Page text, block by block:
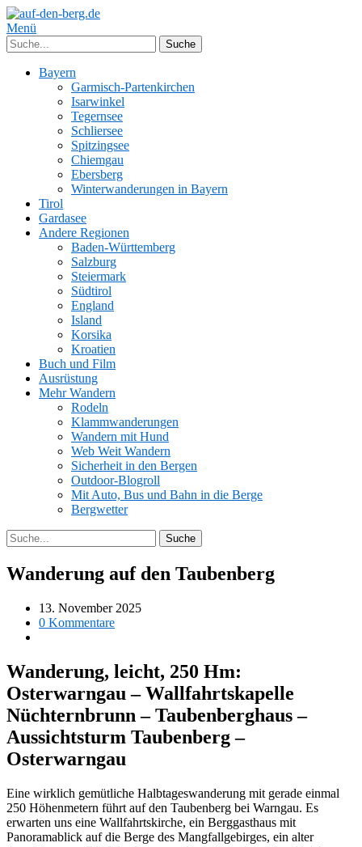
Menü
Bayern
Garmisch-Partenkirchen
Isarwinkel
Tegernsee
Schliersee
Spitzingsee
Chiemgau
Ebersberg
Winterwanderungen in Bayern
Tirol
Gardasee
Andere Regionen
Baden-Württemberg
Salzburg
Steiermark
Südtirol
England
Island
Korsika
Kroatien
Buch und Film
Ausrüstung
Mehr Wandern
Rodeln
Klammwanderungen
Wandern mit Hund
Web Weit Wandern
Sicherheit in den Bergen
Outdoor-Blogroll
Mit Auto, Bus und Bahn in die Berge
Bergwetter
Wanderung auf den Taubenberg
13. November 2025
0 Kommentare
Wanderung, leicht, 250 Hm:
Osterwarngau – Wallfahrtskapelle
Nüchternbrunn – Taubenberghaus –
Aussichtsturm Taubenberg –
Osterwarngau
Eine wirklich gemütliche Halbtageswanderung mit gerade einmal
250 Höhenmetern führt auf den Taubenberg bei Warngau. Es
erwarten uns eine Wallfahrtskirche, ein Berggasthaus mit
Panoramablick auf die Berge des Mangfallgebirges, ein alter